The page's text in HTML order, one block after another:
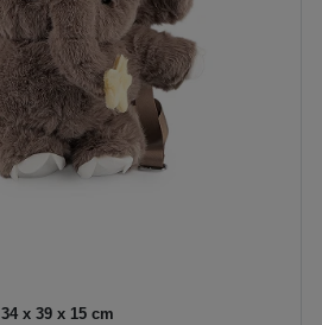
34 x 39 x 15 cm